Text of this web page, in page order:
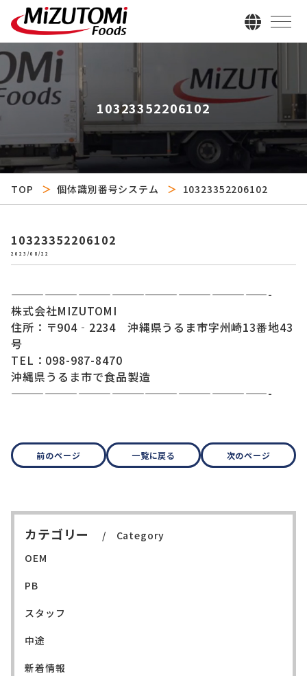
10323352206102
TOP 個体識別番号システム 10323352206102
10323352206102
2023/08/22
———————————————————————-
株式会社MIZUTOMI
住所：〒904‐2234 沖縄県うるま市字州崎13番地43
号
TEL：098-987-8470
沖縄県うるま市で食品製造
———————————————————————-
前のページ 一覧に戻る 次のページ
カテゴリー
Category
OEM
PB
スタッフ
中途
新着情報